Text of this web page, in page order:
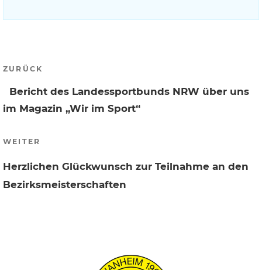
Beitragsnavigation
Vorheriger
ZURÜCK
Bericht des Landessportbunds NRW über uns
im Magazin „Wir im Sport“
Nächster
WEITER
Herzlichen Glückwunsch zur Teilnahme an den
Bezirksmeisterschaften